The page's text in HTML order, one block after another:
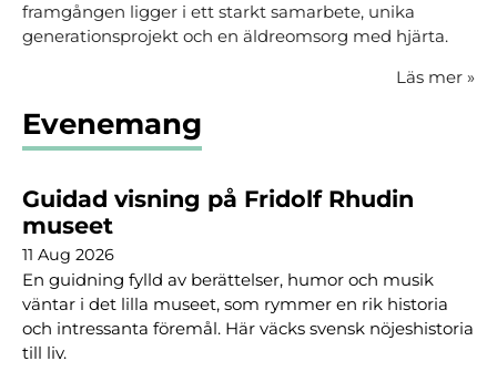
framgången ligger i ett starkt samarbete, unika
generationsprojekt och en äldreomsorg med hjärta.
Läs mer »
Evenemang
Guidad visning på Fridolf Rhudin
museet
11 Aug 2026
En guidning fylld av berättelser, humor och musik
väntar i det lilla museet, som rymmer en rik historia
och intressanta föremål. Här väcks svensk nöjeshistoria
till liv.